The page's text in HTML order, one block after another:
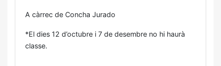
A càrrec de Concha Jurado
*El dies 12 d’octubre i 7 de desembre no hi haurà
classe.